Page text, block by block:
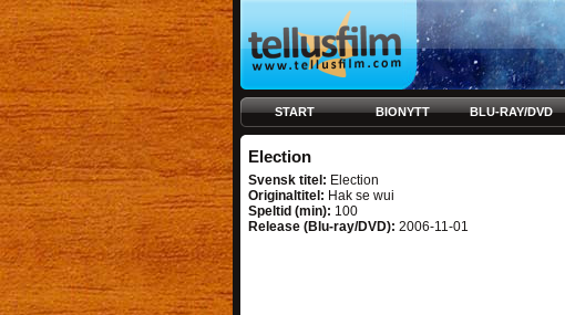
START BIONYTT BLU-RAY/DVD
Election
Svensk titel: Election
Originaltitel: Hak se wui
Speltid (min): 100
Release (Blu-ray/DVD): 2006-11-01